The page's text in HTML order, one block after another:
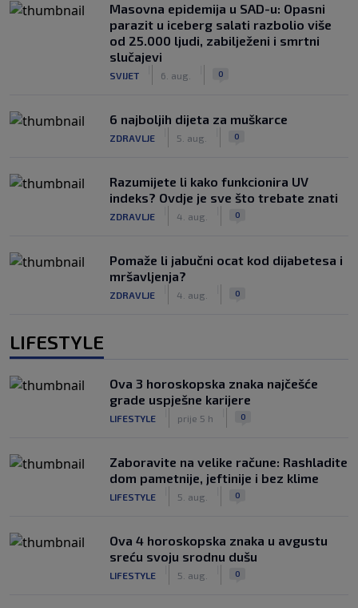
Masovna epidemija u SAD-u: Opasni
parazit u iceberg salati razbolio više
od 25.000 ljudi, zabilježeni i smrtni
slučajevi
SVIJET 6. aug. 0
6 najboljih dijeta za muškarce
ZDRAVLJE 5. aug. 0
Razumijete li kako funkcionira UV
indeks? Ovdje je sve što trebate znati
ZDRAVLJE 4. aug. 0
Pomaže li jabučni ocat kod dijabetesa i
mršavljenja?
ZDRAVLJE 4. aug. 0
LIFESTYLE
Ova 3 horoskopska znaka najčešće
grade uspješne karijere
LIFESTYLE prije 5 h 0
Zaboravite na velike račune: Rashladite
dom pametnije, jeftinije i bez klime
LIFESTYLE 5. aug. 0
Ova 4 horoskopska znaka u avgustu
sreću svoju srodnu dušu
LIFESTYLE 5. aug. 0